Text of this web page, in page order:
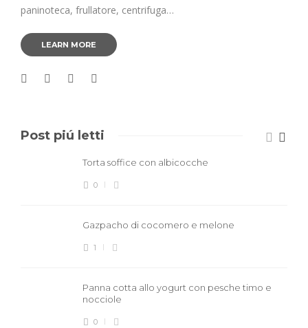
paninoteca, frullatore, centrifuga…
LEARN MORE
Post piú letti
Torta soffice con albicocche
0
Gazpacho di cocomero e melone
1
Panna cotta allo yogurt con pesche timo e
nocciole
0